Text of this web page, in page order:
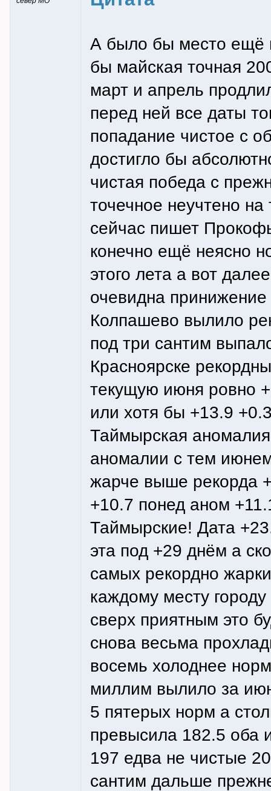
А было бы место ещё
бы майская точная
март и апрель
перед ней все даты
попадание чистое с
достигло бы
чистая победа с
точечное неучтено
сейчас пишет
конечно ещё неясно
этого лета а вот
очевидна
Колпашево вылило
под три сантим
Красноярске
текущую июня ровно
или хотя бы +13.9
Таймырская
аномалии с тем
жарче выше рекорда
+10.7 понед аном
Таймырские! Дата
эта под +29 днём а
самых рекордно
каждому месту
сверх приятным это
снова весьма
восемь холоднее
миллим вылило за
5 пятерых норм а
превысила 182.5 оба
197 едва не чистые
сантим дальше